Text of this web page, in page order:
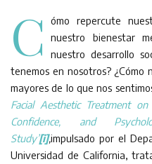
C
ómo repercute
nuestro bienestar
nuestro desarrollo
tenemos en nosotros? ¿Cómo
mayores de lo que nos
Facial Aesthetic Treatment
Confidence, and
Study’[i],impulsado por el
Universidad de California,